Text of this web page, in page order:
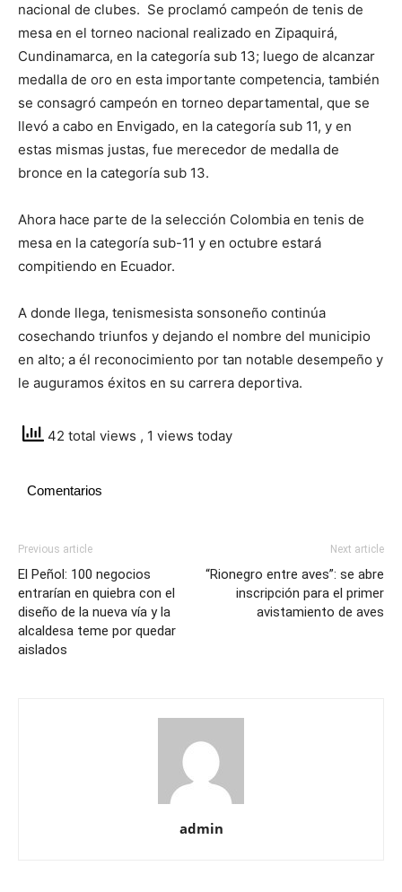
nacional de clubes. Se proclamó campeón de tenis de
mesa en el torneo nacional realizado en Zipaquirá,
Cundinamarca, en la categoría sub 13; luego de alcanzar
medalla de oro en esta importante competencia, también
se consagró campeón en torneo departamental, que se
llevó a cabo en Envigado, en la categoría sub 11, y en
estas mismas justas, fue merecedor de medalla de
bronce en la categoría sub 13.
Ahora hace parte de la selección Colombia en tenis de
mesa en la categoría sub-11 y en octubre estará
compitiendo en Ecuador.
A donde llega, tenismesista sonsoneño continúa
cosechando triunfos y dejando el nombre del municipio
en alto; a él reconocimiento por tan notable desempeño y
le auguramos éxitos en su carrera deportiva.
42 total views , 1 views today
Comentarios
Previous article
El Peñol: 100 negocios
entrarían en quiebra con el
diseño de la nueva vía y la
alcaldesa teme por quedar
aislados
Next article
“Rionegro entre aves”: se abre
inscripción para el primer
avistamiento de aves
admin